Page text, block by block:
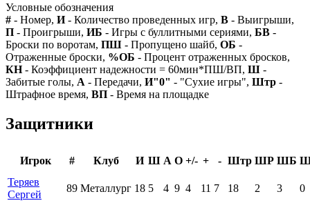
Условные обозначения
# - Номер, И- Количество проведенных игр, В - Выигрыши,
П - Проигрыши, ИБ - Игры с буллитными сериями, БВ -
Броски по воротам, ПШ - Пропущено шайб, ОБ -
Отраженные броски, %ОБ - Процент отраженных бросков,
КН- Коэффициент надежности = 60мин*ПШ/ВП, Ш -
Забитые голы, А - Передачи, И"0" - "Сухие игры", Штр -
Штрафное время, ВП - Время на площадке
Защитники
Игрок # Клуб И Ш А О +/- + - Штр ШР ШБ
Теряев
Сергей
89 Металлург 18 5 4 9 4 11 7 18 2 3
0